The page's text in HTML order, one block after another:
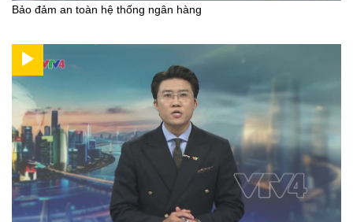
Bảo đảm an toàn hệ thống ngân hàng